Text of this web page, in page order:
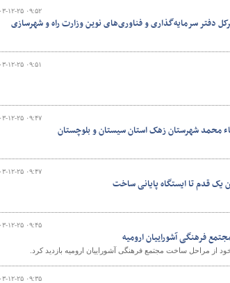
۱۴۰۳-۱۲-۲۵
دفتر سرمایه‌گذاری و فناوری‌های نوین وزارت راه و شهرسازی
۱۴۰۳-۱۲-۲۵
۱۴۰۳-۱۲-۲۵
محمد شهرستان زهک استان سیستان و بلوچستان
۱۴۰۳-۱۲-۲۵
قدم تا ایستگاه پایانی ساخت
۱۴۰۳-۱۲-۲۵
فرهنگی آشوراییان ارومیه
از مراحل ساخت مجتمع فرهنگی آشوراییان ارومیه بازدید کرد.
۱۴۰۳-۱۲-۲۵